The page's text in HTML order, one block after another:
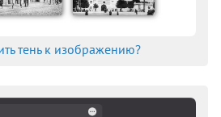
тень к изображению?